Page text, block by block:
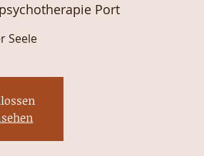
Port
Seele